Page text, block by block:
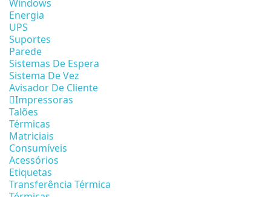
Windows
Energia
UPS
Suportes
Parede
Sistemas De Espera
Sistema De Vez
Avisador De Cliente
Impressoras
Talões
Térmicas
Matriciais
Consumíveis
Acessórios
Etiquetas
Transferência Térmica